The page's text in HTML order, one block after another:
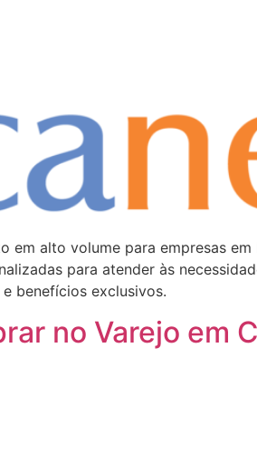
alto volume para empresas em
para atender às
benefícios exclusivos.
no Varejo em